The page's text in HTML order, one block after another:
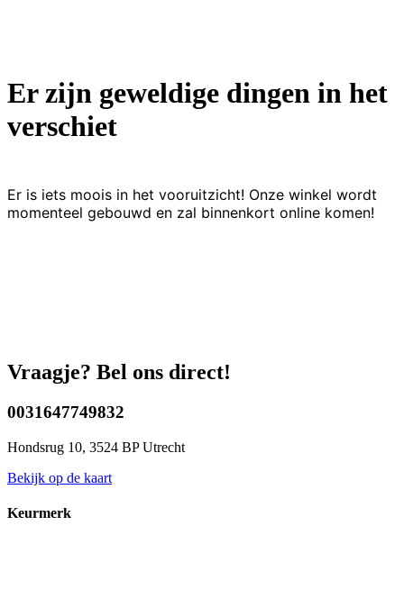
Er zijn geweldige dingen in het
verschiet
Er is iets moois in het vooruitzicht! Onze winkel wordt
momenteel gebouwd en zal binnenkort online komen!
Vraagje? Bel ons direct!
0031647749832
Hondsrug 10, 3524 BP Utrecht
Bekijk op de kaart
Keurmerk